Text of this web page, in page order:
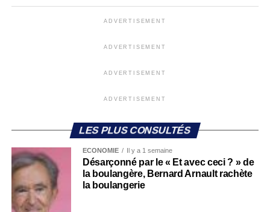
ADVERTISEMENT
ADVERTISEMENT
ADVERTISEMENT
ADVERTISEMENT
LES PLUS CONSULTÉS
ECONOMIE Il y a 1 semaine
Désarçonné par le « Et avec ceci ? » de
la boulangère, Bernard Arnault rachète
la boulangerie